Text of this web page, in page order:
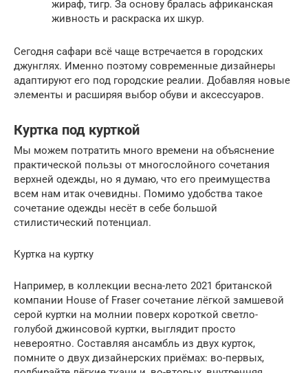
жираф, тигр. За основу бралась африканская
живность и раскраска их шкур.
Сегодня сафари всё чаще встречается в городских
джунглях. Именно поэтому современные дизайнеры
адаптируют его под городские реалии. Добавляя новые
элементы и расширяя выбор обуви и аксессуаров.
Куртка под курткой
Мы можем потратить много времени на объяснение
практической пользы от многослойного сочетания
верхней одежды, но я думаю, что его преимущества
всем нам итак очевидны. Помимо удобства такое
сочетание одежды несёт в себе большой
стилистический потенциал.
Куртка на куртку
Например, в коллекции весна-лето 2021 британской
компании House of Fraser сочетание лёгкой замшевой
серой куртки на молнии поверх короткой светло-
голубой джинсовой куртки, выглядит просто
невероятно. Составляя ансамбль из двух курток,
помните о двух дизайнерских приёмах: во-первых,